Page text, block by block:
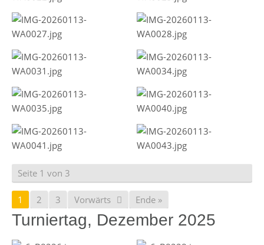
Seite 1 von 3
1 2 3 Vorwärts Ende »
Turniertag, Dezember 2025